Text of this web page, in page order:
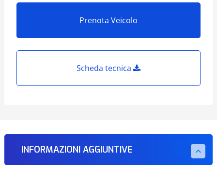
Prenota Veicolo
Scheda tecnica
INFORMAZIONI AGGIUNTIVE